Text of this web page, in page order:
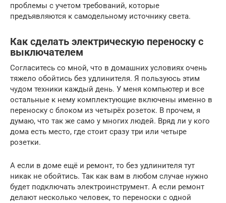
проблемы с учетом требований, которые
предъявляются к самодельному источнику света.
Как сделать электрическую переноску с
выключателем
Согласитесь со мной, что в домашних условиях очень
тяжело обойтись без удлинителя. Я пользуюсь этим
чудом техники каждый день. У меня компьютер и все
остальные к нему комплектующие включены именно в
переноску с блоком из четырёх розеток. В прочем, я
думаю, что так же само у многих людей. Вряд ли у кого
дома есть место, где стоит сразу три или четыре
розетки.
А если в доме ещё и ремонт, то без удлинителя тут
никак не обойтись. Так как вам в любом случае нужно
будет подключать электроинструмент. А если ремонт
делают несколько человек, то переноски с одной